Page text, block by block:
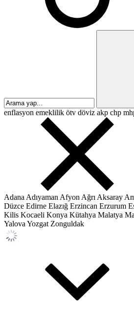
enflasyon emeklilik ötv döviz akp chp
Adana Adıyaman Afyon Ağrı Aksaray
Düzce Edirne Elazığ Erzincan Erzurum
Kilis Kocaeli Konya Kütahya Malatya
Yalova Yozgat Zonguldak